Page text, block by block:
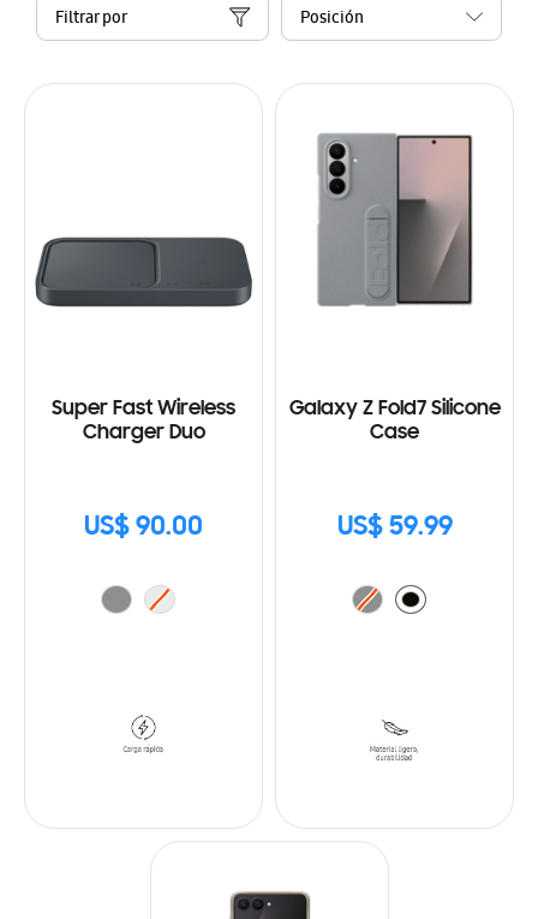
Filtrar por
Super Fast Wireless
Charger Duo
US$ 90.00
Galaxy Z Fold7 Silicone
Case
US$ 59.99